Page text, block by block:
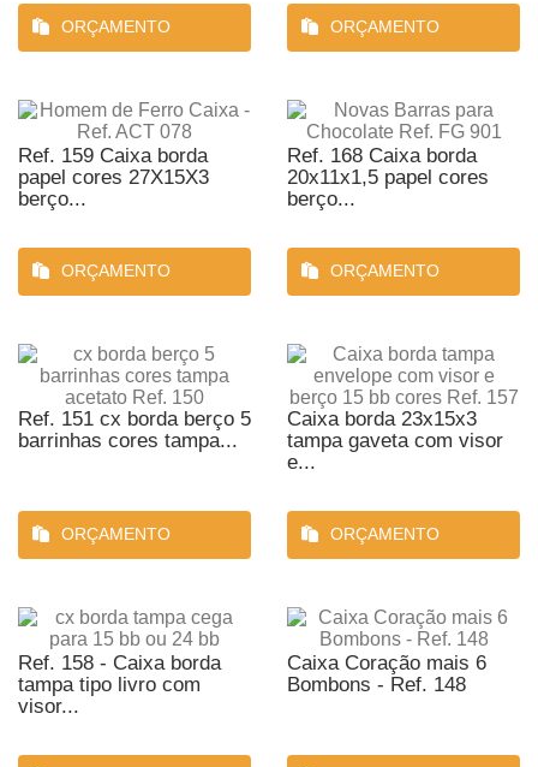
ORÇAMENTO ORÇAMENTO
Ref. 159 Caixa borda
papel cores 27X15X3
berço...
ORÇAMENTO
Ref. 168 Caixa borda
20x11x1,5 papel cores
berço...
ORÇAMENTO
Ref. 151 cx borda berço 5
barrinhas cores tampa...
ORÇAMENTO
Caixa borda 23x15x3
tampa gaveta com visor
e...
ORÇAMENTO
Ref. 158 - Caixa borda
tampa tipo livro com
visor...
Caixa Coração mais 6
Bombons - Ref. 148